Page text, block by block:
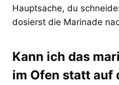
Hauptsache, du
dosierst die Marinade
Kann ich das
im Ofen statt auf